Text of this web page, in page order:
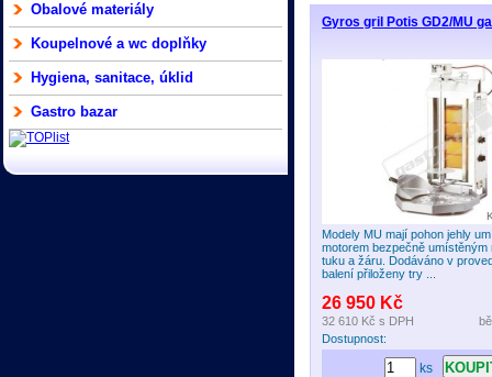
Obalové materiály
Koupelnové a wc doplňky
Hygiena, sanitace, úklid
Gastro bazar
Gyros gril Potis GD2/MU
Modely MU mají pohon jehly
motorem bezpečně umístěným
tuku a žáru. Dodáváno v
balení přiloženy try ...
26 950 Kč
32 610 Kč s DPH
Dostupnost:
ks